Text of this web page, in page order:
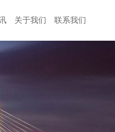
关于我们 联系我们